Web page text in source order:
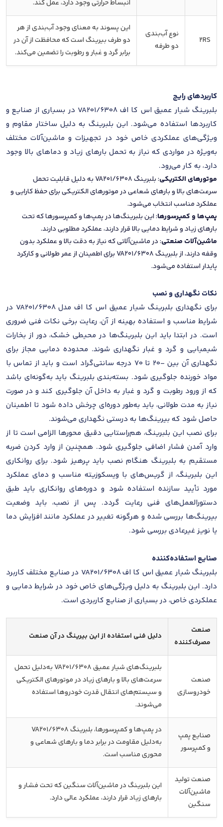
انبساط حرارتی وجود دارد، عمل کند.
2RS
نوع آب‌بندی
دو طرفه
این پسوند به معنای وجود آب‌بندی از هر
دو طرف بیرینگ است که محافظت از آن در
برابر گرد و غبار و رطوبت را تضمین می‌کند.
کاربردهای رایج
بلبرینگ شیار عمیق اس کا اف 6308/VA201 در بسیاری از صنایع و
کاربردها استفاده می‌شود. این بلبرینگ به دلیل ساختار مقاوم و
ویژگی‌های عملکردی خاص خود در تجهیزات و ماشین‌آلات مختلف
به‌ویژه در مواردی که نیاز به تحمل بارهای زیاد و دماهای بالا وجود
دارد، به کار می‌رود.
موتورهای الکتریکی
: بلبرینگ 6308/VA201 به دلیل قابلیت تحمل
سرعت‌های بالا و بارهای شعاعی در موتورهای الکتریکی برای حفظ کارایی و
عملکرد مناسب انتخاب می‌شود.
پمپ‌ها و کمپرسورها: این بلبرینگ‌ها در پمپ‌ها و کمپرسورها که تحت
بارهای زیاد و شرایط دمایی بالا قرار دارند، عملکرد مطلوبی دارند.
ماشین‌آلات صنعتی: در ماشین‌آلاتی که نیاز به دقت بالا و عملکرد بدون
وقفه دارند، از بلبرینگ 6308/VA201 برای اطمینان از عمر طولانی و کارکرد
پایدار استفاده می‌شود.
نکات نگهداری و نصب
برای نگهداری بلبرینگ شیار عمیق اس کا اف مدل 6308/VA201 در
شرایط مناسب و استفاده بهینه از آن، رعایت برخی نکات فنی ضروری
است. در ابتدا باید این بلبرینگ‌ها در محیطی خشک، دور از بخارات
شیمیایی و گرد و غبار نگهداری شوند. محدوده دمایی مجاز برای
نگهداری آن بین -20 تا 70 درجه سانتی‌گراد است و باید از تماس با
مواد خورنده جلوگیری شود. بسته‌بندی بلبرینگ باید به‌گونه‌ای باشد
که از ورود رطوبت و گرد و غبار به داخل آن جلوگیری کند و در صورت
نیاز به مدت طولانی، باید به‌طور دوره‌ای چرخش داده شود تا اطمینان
حاصل شود که بیرینگ‌ها به درستی نگهداری می‌شوند.
برای نصب این بلبرینگ، هم‌راستایی دقیق محورها الزامی است تا از
وارد آمدن فشار اضافی جلوگیری شود. همچنین از وارد کردن ضربه
مستقیم به بلبرینگ هنگام نصب باید پرهیز شود. برای روانکاری
این بلبرینگ، از گریس‌های با ویسکوزیته مناسب و دمای عملکرد
مورد تأیید سازنده استفاده شود و دوره‌های روانکاری باید طبق
دستورالعمل‌های فنی رعایت گردد. پس از نصب، باید وضعیت
بیرینگ‌ها بررسی شده و هرگونه تغییر در عملکرد مانند افزایش دما
یا نویز غیرعادی بررسی شود.
صنایع استفاده‌کننده
بلبرینگ شیار عمیق اس کا اف 6308/VA201 در صنایع مختلف کاربرد
دارد. این بلبرینگ به دلیل ویژگی‌های خاص خود در شرایط دمایی و
عملکردی خاص، در بسیاری از صنایع کاربردی است.
صنعت
مصرف‌کننده
دلیل فنی استفاده از این بیرینگ در آن صنعت
صنعت
خودروسازی
بلبرینگ‌های شیار عمیق 6308/VA201 به‌دلیل تحمل
سرعت‌های بالا و بارهای زیاد در موتورهای الکتریکی
و سیستم‌های انتقال قدرت خودروها استفاده
می‌شوند.
صنایع پمپ
و کمپرسور
در پمپ‌ها و کمپرسورها، بلبرینگ 6308/VA201
به‌دلیل مقاومت در برابر دما و بارهای شعاعی و
محوری مناسب است.
صنعت تولید
ماشین‌آلات
سنگین
این بلبرینگ در ماشین‌آلات سنگین که تحت فشار و
بارهای زیاد قرار دارند، عملکرد عالی دارد.